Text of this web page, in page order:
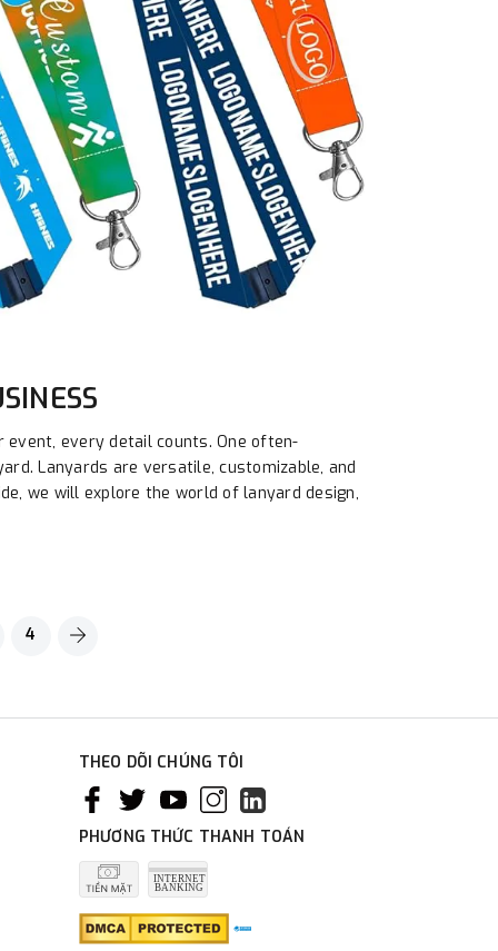
event, every detail counts. One often-
Lanyards are versatile, customizable, and
we will explore the world of lanyard design,
4
THEO DÕI CHÚNG TÔI
PHƯƠNG THỨC THANH TOÁN